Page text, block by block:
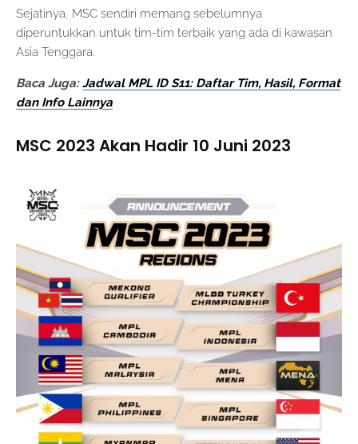
Sejatinya, MSC sendiri memang sebelumnya
diperuntukkan untuk tim-tim terbaik yang ada di kawasan
Asia Tenggara.
Baca Juga:Jadwal MPL ID S11: Daftar Tim, Hasil, Format
dan Info Lainnya
MSC 2023 Akan Hadir 10 Juni 2023